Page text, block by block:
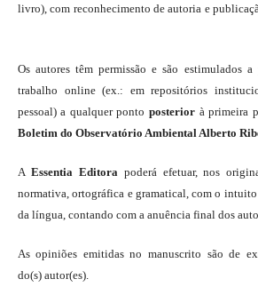
livro), com reconhecimento de autoria e
Os autores têm permissão e são estimulados
trabalho online (ex.: em repositórios
pessoal) a qualquer ponto posterior à primeira
Boletim do Observatório Ambiental Alberto
A Essentia Editora poderá efetuar, nos
normativa, ortográfica e gramatical, com o
da língua, contando com a anuência final dos
As opiniões emitidas no manuscrito são de
do(s) autor(es).